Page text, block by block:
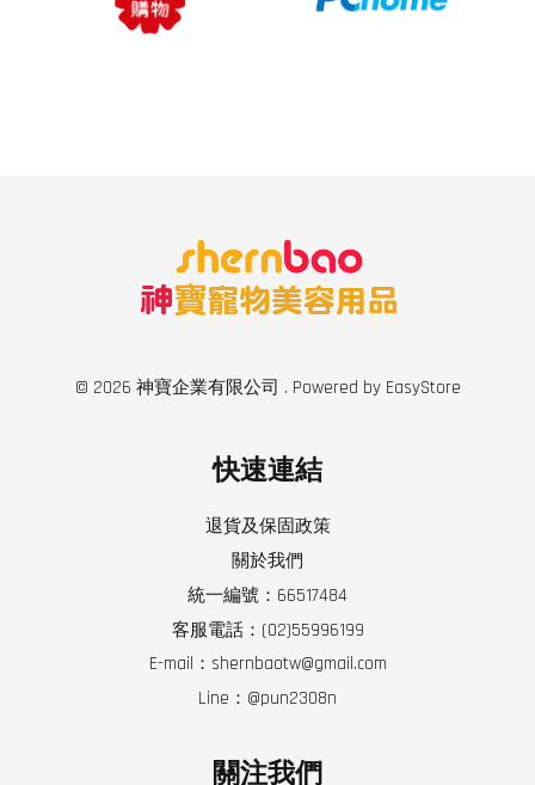
© 2026 神寶企業有限公司 . Powered by EasyStore
快速連結
退貨及保固政策
關於我們
統一編號：66517484
客服電話：(02)55996199
E-mail：shernbaotw@gmail.com
Line：@pun2308n
關注我們